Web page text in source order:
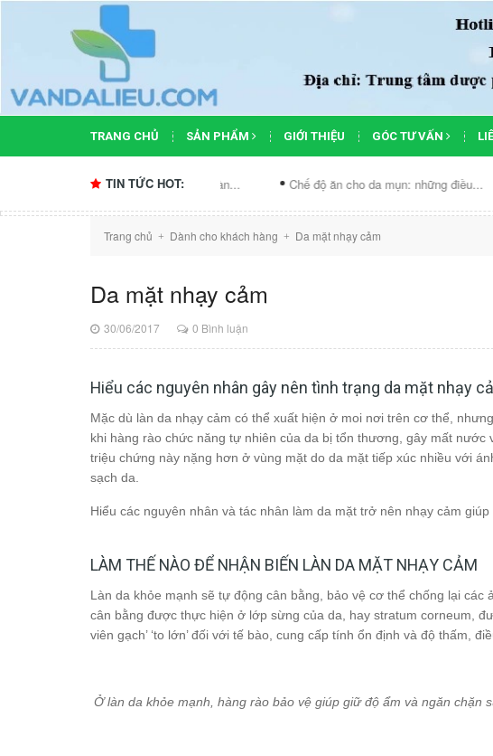
TRANG CHỦ SẢN PHẨM GIỚI THIỆU GÓC TƯ VẤN
TIN TỨC HOT:
chăm sóc da và phục hồi làn... Chế độ ăn cho da mụn: những điều... Thời
Trang chủ + Dành cho khách hàng + Da mặt nhạy cảm
Da mặt nhạy cảm
30/06/2017 0 Bình luận
Hiểu các nguyên nhân gây nên tình trạng da mặt nhạy
Mặc dù làn da nhạy cảm có thể xuất hiện ở moi nơi trên cơ thể,
khi hàng rào chức năng tự nhiên của da bị tổn thương, gây mất
triệu chứng này nặng hơn ở vùng mặt do da mặt tiếp xúc nhiều với
sạch da.
Hiểu các nguyên nhân và tác nhân làm da mặt trở nên nhạy cảm
LÀM THẾ NÀO ĐỂ NHẬN BIẾN LÀN DA MẶT NHẠY CẢM
Làn da khỏe mạnh sẽ tự động cân bằng, bảo vệ cơ thể chống lại
cân bằng được thực hiện ở lớp sừng của da, hay stratum corneum,
viên gạch’ ‘to lớn’ đối với tế bào, cung cấp tính ổn định và độ thấm,
Ở làn da khỏe mạnh, hàng rào bảo vệ giúp giữ độ ẩm và ngăn chặn